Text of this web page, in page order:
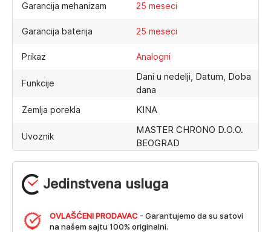
Jedinstvena usluga
OVLAŠĆENI PRODAVAC - Garantujemo da su satovi
na našem sajtu 100% originalni.
Garancija mehanizam 25 meseci
Garancija baterija 25 meseci
Prikaz Analogni
Funkcije
Dani u nedelji, Datum, Doba
dana
Zemlja porekla KINA
Uvoznik
MASTER CHRONO D.O.O.
BEOGRAD